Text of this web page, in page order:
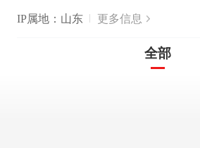
IP属地：山东 更多信息
全部